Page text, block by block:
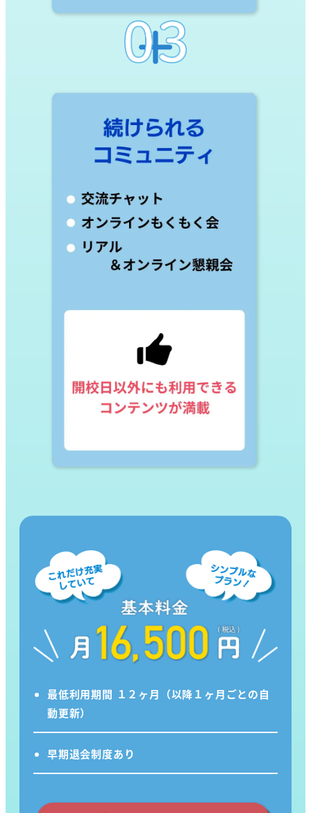
最低利用期間 １２ヶ月（以降１ヶ月ごとの自
動更新）
早期退会制度あり